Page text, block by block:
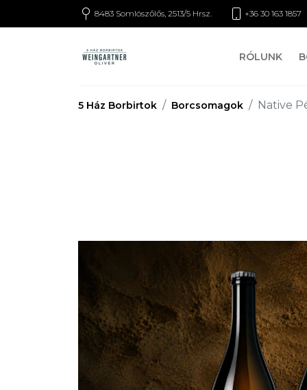
8483 Somlószőlős, 2513/5 Hrsz. +36 30 163 1857
RÓLUNK
5 Ház Borbirtok Borcsomagok Native